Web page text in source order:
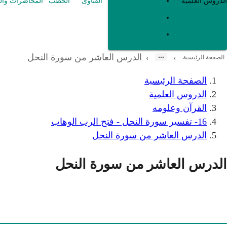
الصفحة الرئيسية ›
› الدرس العاشر من سورة النحل
الصفحة الرئيسية
الدروس العلمية
القرآن وعلومه
16- تفسير سورة النحل - فتح الرب الوهاب
الدرس العاشر من سورة النحل
الدرس العاشر من سورة النحل